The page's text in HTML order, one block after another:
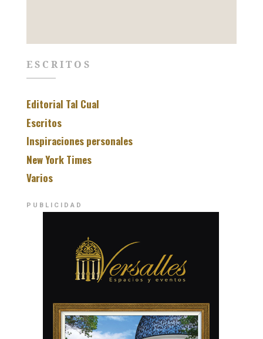
ESCRITOS
Editorial Tal Cual
Escritos
Inspiraciones personales
New York Times
Varios
PUBLICIDAD